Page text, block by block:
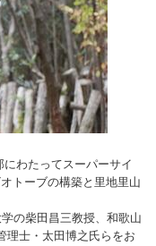
わたってスーパーサイ
トーブの構築と里地里山
の柴田昌三教授、和歌山
理士・太田博之氏らをお